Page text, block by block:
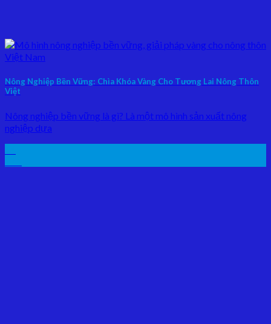
Nông Nghiệp Bền Vững: Chìa Khóa Vàng Cho Tương Lai Nông Thôn
Việt
Nông nghiệp bền vững là gì? Là một mô hình sản xuất nông
nghiệp dựa